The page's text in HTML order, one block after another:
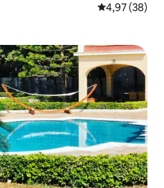
Note
4,97 (38)